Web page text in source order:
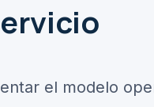
el modelo